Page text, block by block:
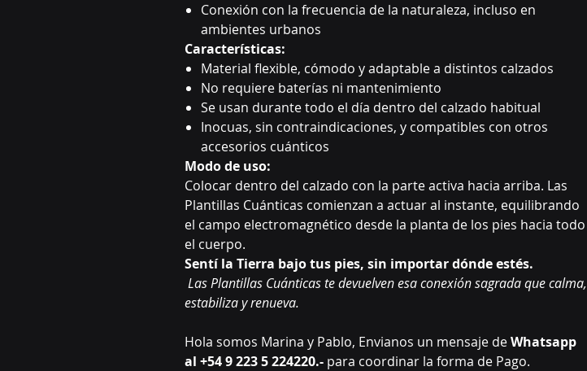
Conexión con la frecuencia de la naturaleza, incluso en
ambientes urbanos
Características:
Material flexible, cómodo y adaptable a distintos calzados
No requiere baterías ni mantenimiento
Se usan durante todo el día dentro del calzado habitual
Inocuas, sin contraindicaciones, y compatibles con otros
accesorios cuánticos
Modo de uso:
Colocar dentro del calzado con la parte activa hacia arriba. Las
Plantillas Cuánticas comienzan a actuar al instante, equilibrando
el campo electromagnético desde la planta de los pies hacia todo
el cuerpo.
Sentí la Tierra bajo tus pies, sin importar dónde estés.
Las Plantillas Cuánticas te devuelven esa conexión sagrada que calma,
estabiliza y renueva.
Hola somos Marina y Pablo, Envianos un mensaje deWhatsapp
al +54 9 223 5 224220.- para coordinar la forma de Pago.